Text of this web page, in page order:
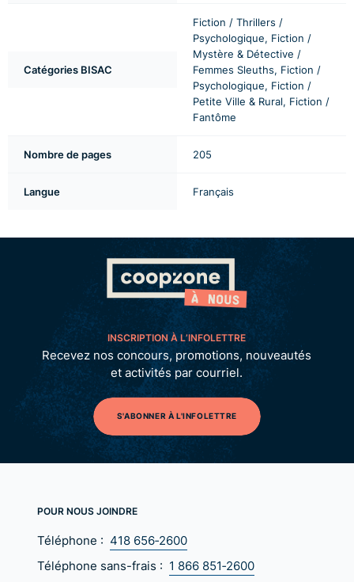
Catégories BISAC
Fiction / Thrillers /
Psychologique, Fiction /
Mystère & Détective /
Femmes Sleuths, Fiction /
Psychologique, Fiction /
Petite Ville & Rural, Fiction /
Fantôme
Nombre de pages 205
Langue Français
INSCRIPTION À L’INFOLETTRE
Recevez nos concours, promotions, nouveautés
et activités par courriel.
S'ABONNER À L'INFOLETTRE
POUR NOUS JOINDRE
Téléphone : 418 656‑2600
Téléphone sans-frais : 1 866 851‑2600